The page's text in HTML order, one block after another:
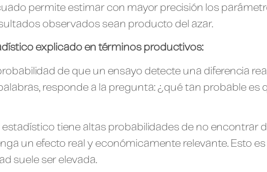
permite estimar con mayor precisión los
observados sean producto del azar.
explicado en términos productivos:
de que un ensayo detecte una diferencia
responde a la pregunta: ¿qué tan probable
tiene altas probabilidades de no encontrar
un efecto real y económicamente relevante. Esto
suele ser elevada.